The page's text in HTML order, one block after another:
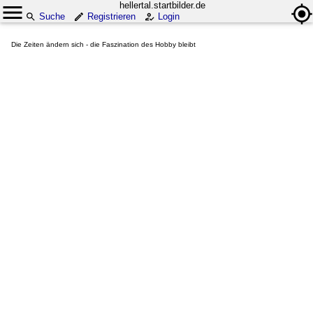
hellertal.startbilder.de
Suche
Registrieren Login
Die Zeiten ändern sich - die Faszination des Hobby bleibt